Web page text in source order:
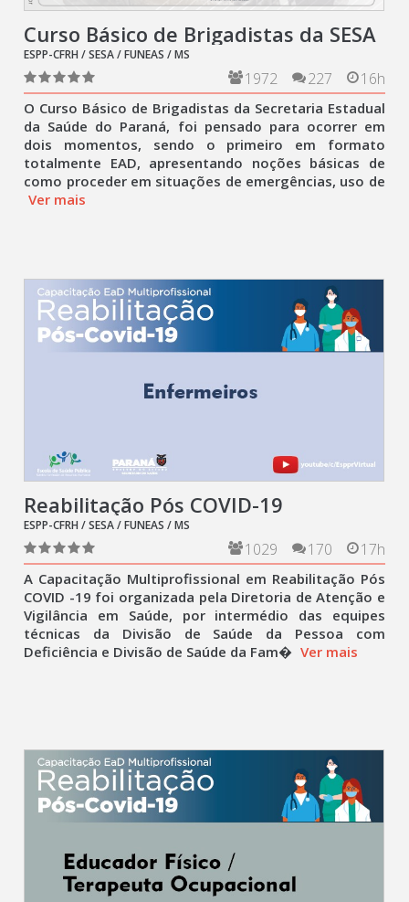
Curso Básico de Brigadistas da SESA
ESPP-CFRH / SESA / FUNEAS / MS
16h
227
1972
O Curso Básico de Brigadistas da Secretaria Estadual
da Saúde do Paraná, foi pensado para ocorrer em
dois momentos, sendo o primeiro em formato
totalmente EAD, apresentando noções básicas de
como proceder em situações de emergências, uso de
Ver mais
Reabilitação Pós COVID-19
ESPP-CFRH / SESA / FUNEAS / MS
17h
170
1029
A Capacitação Multiprofissional em Reabilitação Pós
COVID -19 foi organizada pela Diretoria de Atenção e
Vigilância em Saúde, por intermédio das equipes
técnicas da Divisão de Saúde da Pessoa com
Deficiência e Divisão de Saúde da Fam� Ver mais